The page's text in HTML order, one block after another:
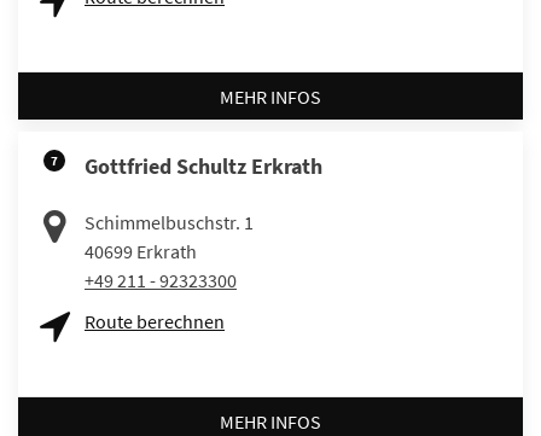
MEHR INFOS
7 Gottfried Schultz Erkrath
Schimmelbuschstr. 1
40699 Erkrath
+49 211 - 92323300
Route berechnen
MEHR INFOS